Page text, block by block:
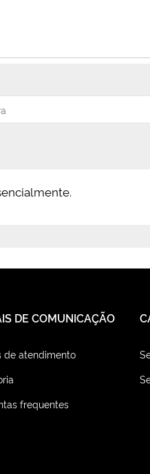
DE COMUNICAÇÃO
de atendimento
frequentes